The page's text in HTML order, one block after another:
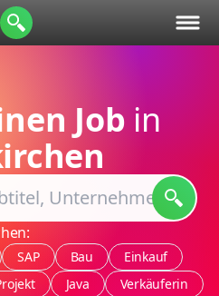
Job in
SAP Bau
Einkauf
Java
Verkäuferin